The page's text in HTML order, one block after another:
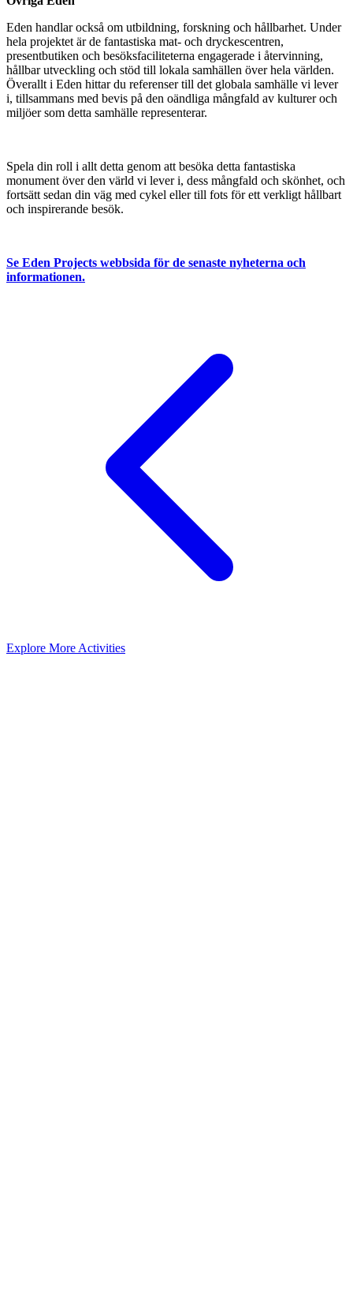
Eden handlar också om utbildning, forskning och hållbarhet. Under
hela projektet är de fantastiska mat- och dryckescentren,
presentbutiken och besöksfaciliteterna engagerade i återvinning,
hållbar utveckling och stöd till lokala samhällen över hela världen.
Överallt i Eden hittar du referenser till det globala samhälle vi lever
i, tillsammans med bevis på den oändliga mångfald av kulturer och
miljöer som detta samhälle representerar.
Spela din roll i allt detta genom att besöka detta fantastiska
monument över den värld vi lever i, dess mångfald och skönhet, och
fortsätt sedan din väg med cykel eller till fots för ett verkligt hållbart
och inspirerande besök.
Se Eden Projects webbsida för de senaste nyheterna och
informationen.
Explore More Activities